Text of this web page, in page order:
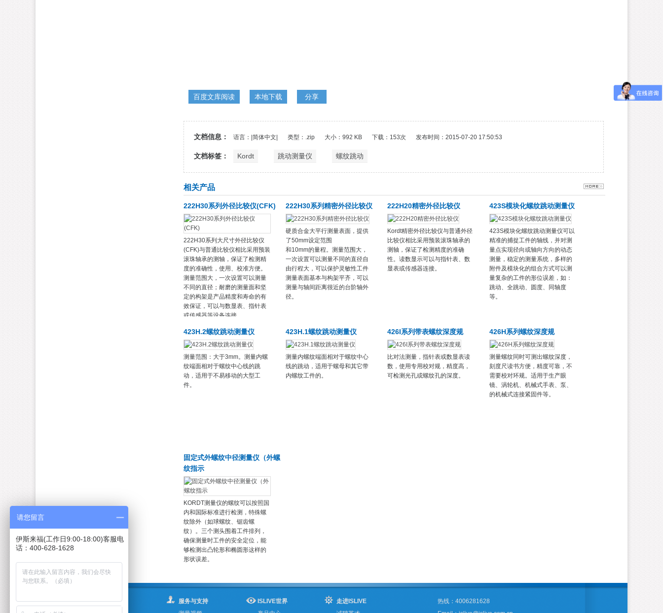
百度文库阅读 本地下载
分享
文档信息：
语言：|简体中文| 类型：.zip 大小：992 KB 下载：153次 发布时间：2015-07-20 17:50:53
文档标签： Kordt 跳动测量仪 螺纹跳动
相关产品
222H30系列外径比较仪(CFK)
222H30系列大尺寸外径比较仪
(CFK)与普通比较仪相比采用预装
滚珠轴承的测轴，保证了检测精
度的准确性，使用、校准方便。
测量范围大，一次设置可以测量
不同的直径；耐磨的测量面和坚
定的构架是产品精度和寿命的有
效保证，可以与数显表、指针表
或传感器等设备连接。
222H30系列精密外径比较仪
硬质合金大平行测量表面，提供
了50mm设定范围
和10mm的量程。测量范围大，
一次设置可以测量不同的直径自
由行程大，可以保护灵敏性工件
测量表面基本与构架平齐，可以
测量与轴间距离很近的台阶轴外
径。
222H20精密外径比较仪
Kordt精密外径比较仪与普通外径
比较仪相比采用预装滚珠轴承的
测轴，保证了检测精度的准确
性。读数显示可以与指针表、数
显表或传感器连接。
423S模块化螺纹跳动测量仪
423S模块化螺纹跳动测量仪可以
精准的捕捉工件的轴线，并对测
量点实现径向或轴向方向的动态
测量，稳定的测量系统，多样的
附件及模块化的组合方式可以测
量复杂的工件的形位误差，如：
跳动、全跳动、圆度、同轴度
等。
423H.2螺纹跳动测量仪
测量范围：大于3mm。测量内螺
纹端面相对于螺纹中心线的跳
动，适用于不易移动的大型工
件。
423H.1螺纹跳动测量仪
测量内螺纹端面相对于螺纹中心
线的跳动，适用于螺母和其它带
内螺纹工件的。
426I系列带表螺纹深度规
比对法测量，指针表或数显表读
数，使用专用校对规，精度高，
可检测光孔或螺纹孔的深度。
426H系列螺纹深度规
测量螺纹同时可测出螺纹深度，
刻度尺读书方便，精度可靠，不
需要校对环规。适用于生产眼
镜、涡轮机、机械式手表、泵、
的机械式连接紧固件等。
固定式外螺纹中径测量仪（外螺
纹指示
KORDT测量仪的螺纹可以按照国
内和国际标准进行检测，特殊螺
纹除外（如球螺纹、锯齿螺
纹）。三个测头围着工件排列，
确保测量时工件的安全定位，能
够检测出凸轮形和椭圆形这样的
形状误差。
关于我们
服务与支持
ISLIVE世界
走进ISLIVE
热线：4006281628
请您留言
伊斯来福(工作日9:00-18:00)客服电
话：400-628-1628